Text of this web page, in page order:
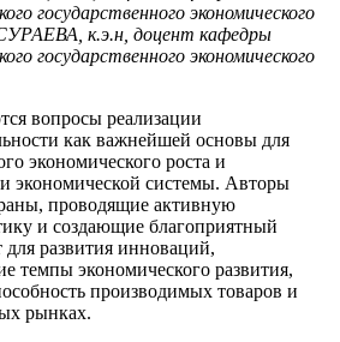
государственного экономического
к.э.н, доцент кафедры
государственного экономического
вопросы реализации
как важнейшей основы для
экономического роста и
экономической системы. Авторы
проводящие активную
и создающие благоприятный
развития инноваций,
темпы экономического развития,
производимых товаров и
рынках.